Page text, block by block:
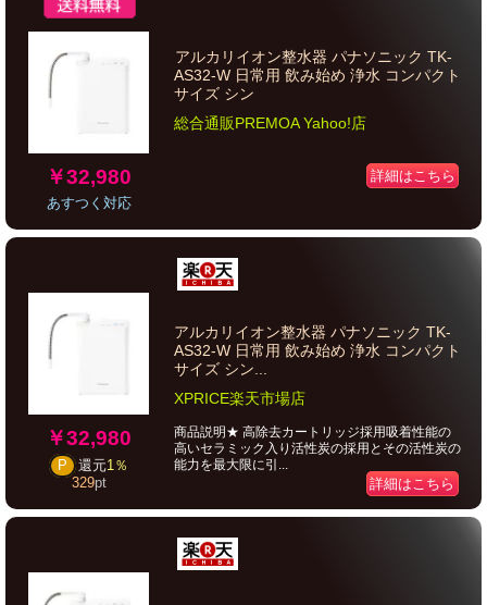
￥32,980
あすつく対応
アルカリイオン整水器 パナソニック TK-
AS32-W 日常用 飲み始め 浄水 コンパクト
サイズ シン
総合通販PREMOA Yahoo!店
詳細はこちら
￥32,980
P 還元1％
329pt
アルカリイオン整水器 パナソニック TK-
AS32-W 日常用 飲み始め 浄水 コンパクト
サイズ シン...
XPRICE楽天市場店
商品説明★ 高除去カートリッジ採用吸着性能の
高いセラミック入り活性炭の採用とその活性炭の
能力を最大限に引...
詳細はこちら